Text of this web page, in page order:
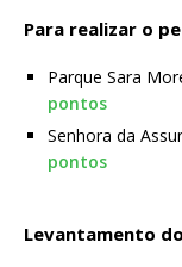
Para realizar o
Parque Sara
pontos
Senhora da
pontos
Levantamento